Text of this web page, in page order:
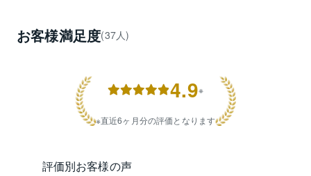
い等のご要望に対し「東急リバブルによる直接買取」
サービスも積極的にご提案いたします（仲介手数料不
居住用の不動産のほか、収益・事業用不動産、相続、
不動産活用など、多様なお悩みやご相談に誠実に対応
させて頂きます。皆様のお問い合わせを心よりお待ち
お客様満足度(37人)
4.9※
直近6ヶ月分の評価となります
評価別お客様の声